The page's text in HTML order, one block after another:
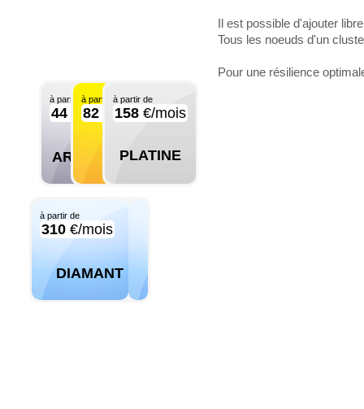
Il est possible d'ajouter
Tous les noeuds d'un
Pour une résilience
à partir de
44 €/mois
ARGENT
à partir de
82 €/mois
OR
à partir de
158 €/mois
PLATINE
à partir de
310€/mois
DIAMANT